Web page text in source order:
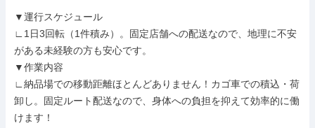
▼運行スケジュール
∟1日3回転（1件積み）。固定店舗への配送なので、地理に不安
がある未経験の方も安心です。
▼作業内容
∟納品場での移動距離ほとんどありません！カゴ車での積込・荷
卸し。固定ルート配送なので、身体への負担を抑えて効率的に働
けます！